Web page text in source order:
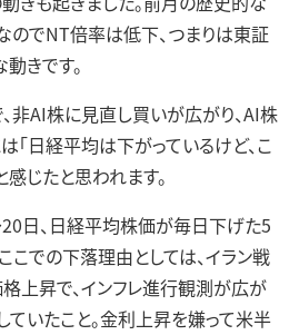
でNT倍率は低下、つまりは東証
きです。
非AI株に見直し買いが広がり、AI株
「日経平均は下がっているけど、こ
じたと思われます。
日、日経平均株価が毎日下げた5
での下落理由としては、イラン戦
上昇で、インフレ進行観測が広が
ていたこと。金利上昇を嫌って米半